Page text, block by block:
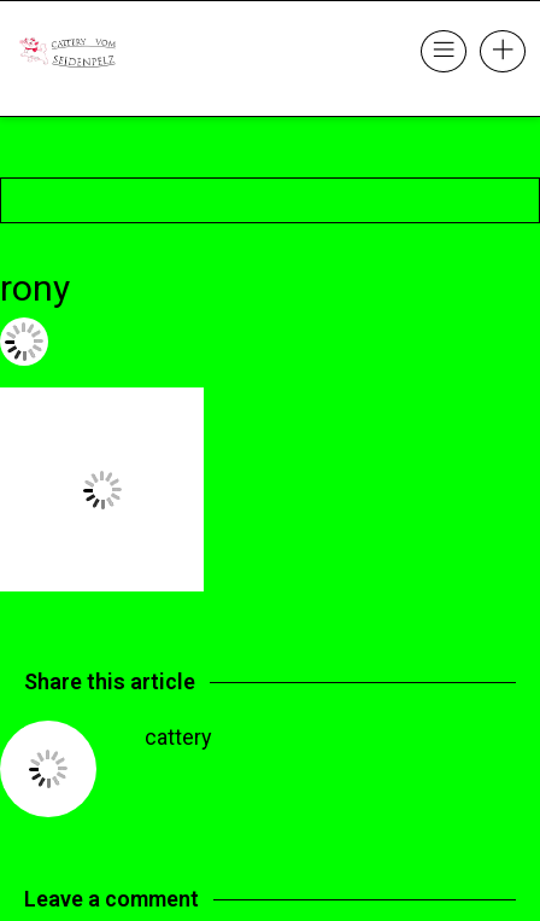
rony
Share this article
cattery
Leave a comment